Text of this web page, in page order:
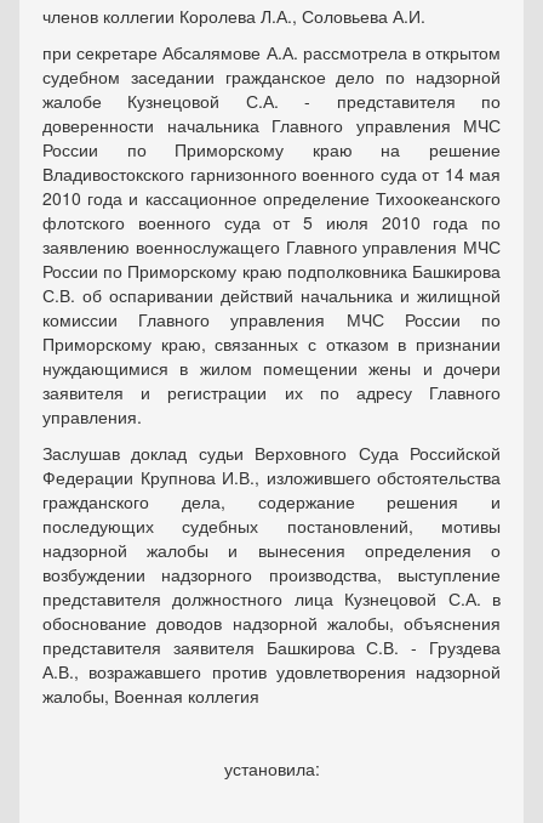
членов коллегии Королева Л.А., Соловьева А.И.
при секретаре Абсалямове А.А. рассмотрела в открытом
судебном заседании гражданское дело по надзорной
жалобе Кузнецовой С.А. - представителя по
доверенности начальника Главного управления МЧС
России по Приморскому краю на решение
Владивостокского гарнизонного военного суда от 14 мая
2010 года и кассационное определение Тихоокеанского
флотского военного суда от 5 июля 2010 года по
заявлению военнослужащего Главного управления МЧС
России по Приморскому краю подполковника Башкирова
С.В. об оспаривании действий начальника и жилищной
комиссии Главного управления МЧС России по
Приморскому краю, связанных с отказом в признании
нуждающимися в жилом помещении жены и дочери
заявителя и регистрации их по адресу Главного
управления.
Заслушав доклад судьи Верховного Суда Российской
Федерации Крупнова И.В., изложившего обстоятельства
гражданского дела, содержание решения и
последующих судебных постановлений, мотивы
надзорной жалобы и вынесения определения о
возбуждении надзорного производства, выступление
представителя должностного лица Кузнецовой С.А. в
обоснование доводов надзорной жалобы, объяснения
представителя заявителя Башкирова С.В. - Груздева
А.В., возражавшего против удовлетворения надзорной
жалобы, Военная коллегия
установила: